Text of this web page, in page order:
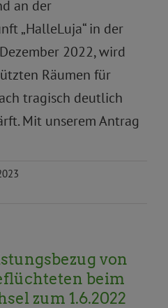
an der
„HalleLuja“ in der
2022, wird
Räumen für
tragisch deutlich
Mit unserem Antrag
von
beim
zum 1.6.2022